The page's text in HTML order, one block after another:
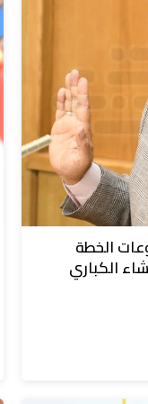
الخطة
ويبحث إنشاء الكباري